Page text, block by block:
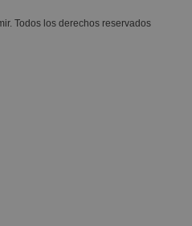
Todos los derechos reservados